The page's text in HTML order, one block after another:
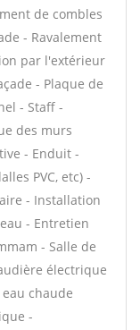
de combles
- Ravalement
par l'extérieur
- Plaque de
- Staff -
des murs
- Enduit -
PVC, etc) -
- Installation
- Entretien
- Salle de
électrique
chaude
-